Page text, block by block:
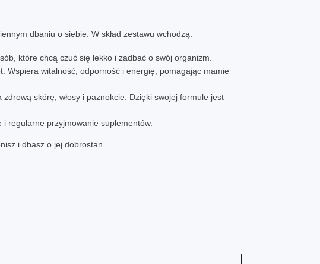
dbaniu o siebie. W skład zestawu wchodzą:
które chcą czuć się lekko i zadbać o swój organizm.
Wspiera witalność, odporność i energię, pomagając mamie
skórę, włosy i paznokcie. Dzięki swojej formule jest
regularne przyjmowanie suplementów.
i dbasz o jej dobrostan.